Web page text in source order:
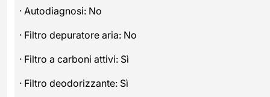
· Autodiagnosi: No
· Filtro depuratore aria: No
· Filtro a carboni attivi: Sì
· Filtro deodorizzante: Sì